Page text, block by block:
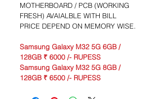
MOTHERBOARD / PCB (WORKING
FRESH) AVAIALBLE WITH BILL
PRICE DEPEND ON MEMORY WISE.
Samsung Galaxy M32 5G 6GB /
128GB ₹ 6000 /- RUPESS
Samsung Galaxy M32 5G 8GB /
128GB ₹ 6500 /- RUPESS